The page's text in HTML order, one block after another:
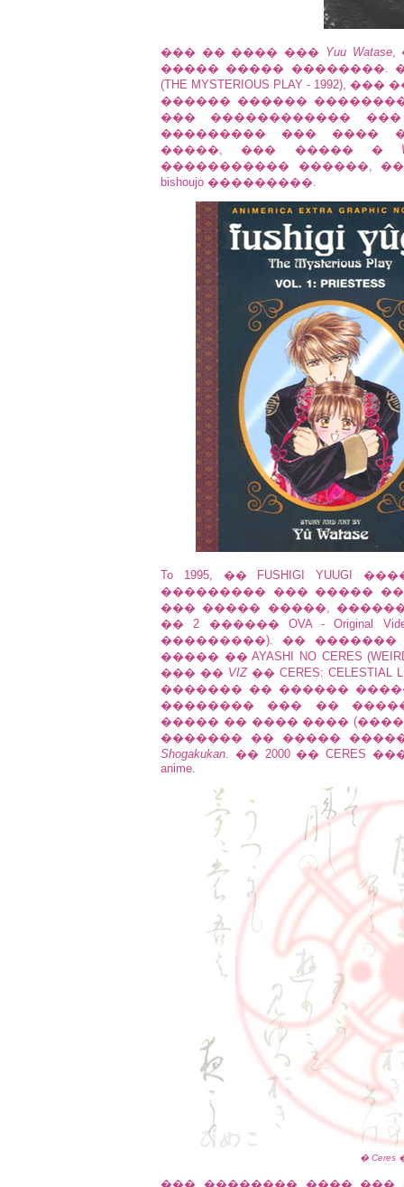
��� �� ���� ��� Yuu Watase,
����� ����� ��������. ��
(THE MYSTERIOUS PLAY -
������ ������
��� ������������ ���
��������� ��� ����
�����, ��� ����� �
����������� ������,
bishoujo ���������.
To 1995, �� FUSHIGI
��������� ��� �����
��� ����� �����,
�� 2 ������ OVA - Original
���������). ��
����� �� AYASHI NO CERES
��� �� VIZ�� CERES:
������� �� ������
�������� ��� ��
����� �� ���� ����
������� �� �����
Shogakukan. �� 2000 ��
anime.
� Ceres
��� �������� ����